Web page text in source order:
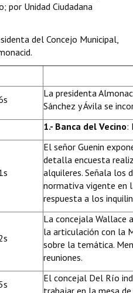
por Unidad Ciudadana
del Concejo Municipal,
La presidenta
Sánchez y Ávila se
1.- Banca del Vecino:
El señor Guenin
detalla encuesta
alquileres. Señala los
normativa vigente en
respuesta a los
La concejala Wallace
la articulación con la
sobre la temática.
reuniones.
El concejal Del Río
trabajar en la mesa